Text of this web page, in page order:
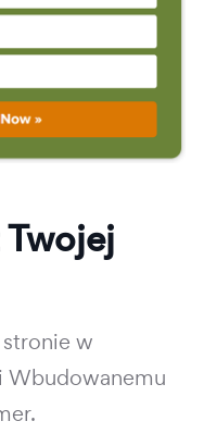
stronie w
Wbudowanemu